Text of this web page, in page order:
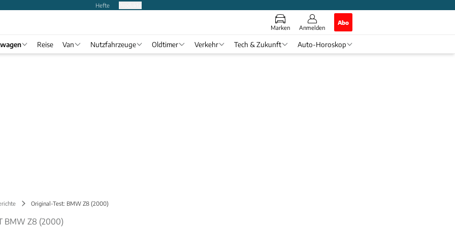
Hefte
Marken Anmelden
Abo
Reise Van Nutzfahrzeuge Oldtimer Verkehr Tech & Zukunft Auto-Horoskop
Original-Test: BMW Z8 (2000)
BMW Z8 (2000)